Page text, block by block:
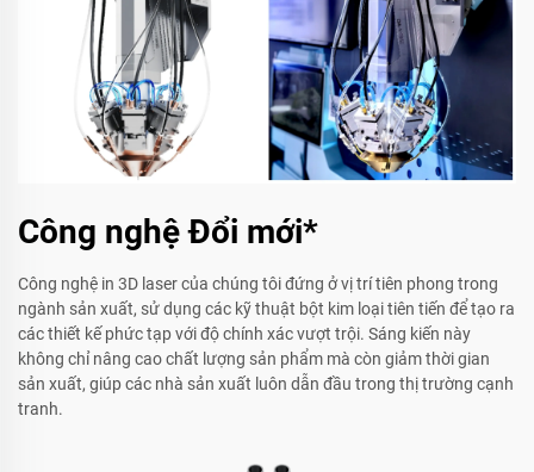
Công nghệ Đổi mới*
Công nghệ in 3D laser của chúng tôi đứng ở vị trí tiên phong trong
ngành sản xuất, sử dụng các kỹ thuật bột kim loại tiên tiến để tạo ra
các thiết kế phức tạp với độ chính xác vượt trội. Sáng kiến này
không chỉ nâng cao chất lượng sản phẩm mà còn giảm thời gian
sản xuất, giúp các nhà sản xuất luôn dẫn đầu trong thị trường cạnh
tranh.